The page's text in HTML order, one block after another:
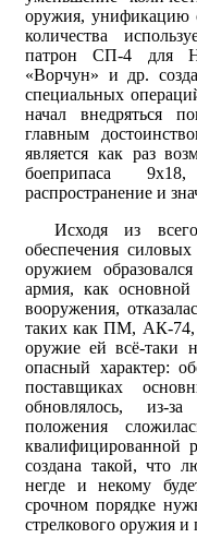
оружия, унификацию
количества
патрон СП-4 для
«Ворчун» и др.
специальных
начал внедряться
главным
является как раз
боеприпаса
распространение и
Исходя из
обеспечения
оружием
армия, как основной
вооружения,
таких как ПМ, АК-74,
оружие ей всё-таки
опасный характер:
поставщиках
обновлялось, из-
положения
квалифицированной
создана такой, что
негде и некому
срочном порядке
стрелкового оружия и